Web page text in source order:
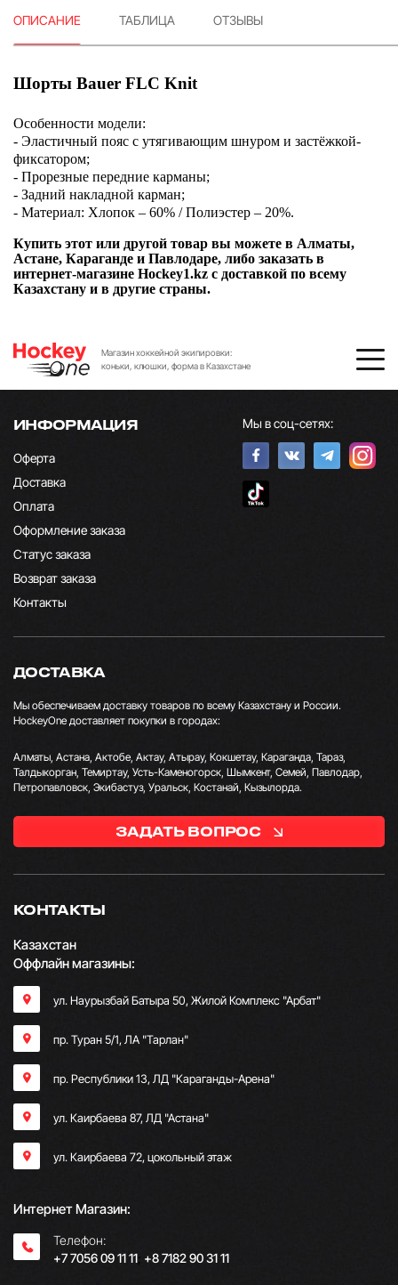
ОПИСАНИЕ ТАБЛИЦА ОТЗЫВЫ
Шорты Bauer FLC Knit
Особенности модели:
- Эластичный пояс с утягивающим шнуром и застёжкой-
фиксатором;
- Прорезные передние карманы;
- Задний накладной карман;
- Материал: Хлопок – 60% / Полиэстер – 20%.
Купить этот или другой товар вы можете в Алматы,
Астане, Караганде и Павлодаре, либо заказать в
интернет-магазине Hockey1.kz с доставкой по всему
Казахстану и в другие страны.
Магазин хоккейной экипировки:
коньки, клюшки, форма в Казахстане
ИНФОРМАЦИЯ
Оферта
Доставка
Оплата
Оформление заказа
Статус заказа
Возврат заказа
Контакты
Мы в соц-сетях:
КОНТАКТЫ
Казахстан
Оффлайн магазины:
ул. Наурызбай Батыра 50, Жилой Комплекс "Арбат"
пр. Туран 5/1, ЛА "Тарлан"
пр. Республики 13, ​ЛД "Караганды-Арена"
ул. Каирбаева 87, ЛД "Астана"
ул. Каирбаева 72, цокольный этаж
Интернет Магазин:
Телефон:
+7 7056 09 11 11; +8 7182 90 31 11
ДОСТАВКА
Мы обеспечиваем доставку товаров по всему Казахстану и России.
HockeyOne доставляет покупки в городах:
Алматы, Астана, Актобе, Актау, Атырау, Кокшетау, Караганда, Тараз,
Талдыкорган, Темиртау, Усть-Каменогорск, Шымкент, Семей, Павлодар,
Петропавловск, Экибастуз, Уральск, Костанай, Кызылорда.
ЗАДАТЬ ВОПРОС